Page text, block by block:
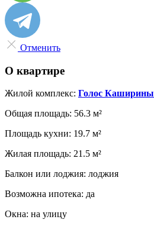
Отменить
О квартире
Жилой комплекс: Голос
Общая площадь: 56.3 м²
Площадь кухни: 19.7 м²
Жилая площадь: 21.5 м²
Балкон или лоджия: лоджия
Возможна ипотека: да
Окна: на улицу